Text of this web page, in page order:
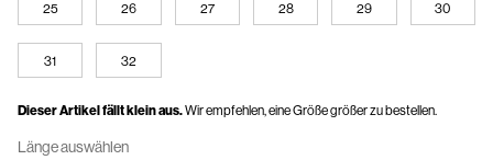
25 26 27 28 29 30
31 32
Dieser Artikel fällt klein aus.Wir empfehlen, eine Größe größer zu bestellen.
Länge auswählen